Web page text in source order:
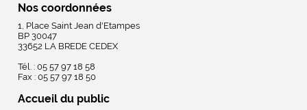
Nos coordonnées
1, Place Saint Jean d'Etampes
BP 30047
33652 LA BREDE CEDEX
Tél. : 05 57 97 18 58
Fax : 05 57 97 18 50
Accueil du public